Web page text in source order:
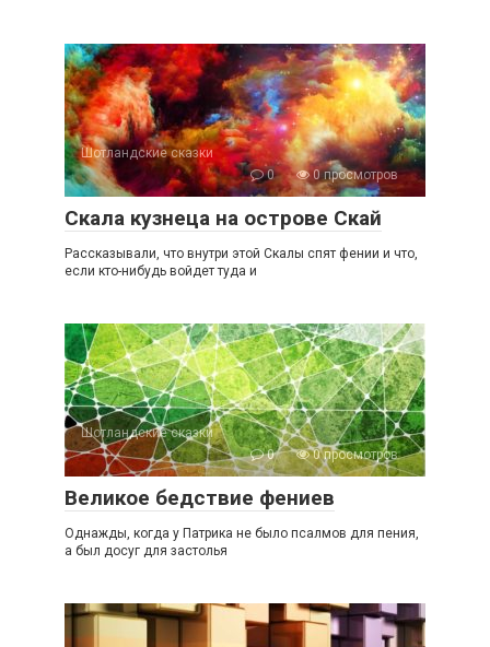
Шотландские сказки
0
0 просмотров
Скала кузнеца на острове Скай
Рассказывали, что внутри этой Скалы спят фении и что,
если кто-нибудь войдет туда и
Шотландские сказки
0
0 просмотров
Великое бедствие фениев
Однажды, когда у Патрика не было псалмов для пения,
а был досуг для застолья